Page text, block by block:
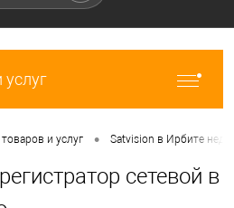
услуг
и услуг • Satvision в Ирбите
сетевой в